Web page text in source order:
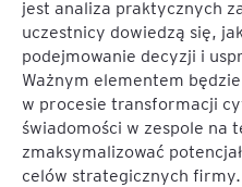
jest analiza praktycznych
uczestnicy dowiedzą się,
podejmowanie decyzji i
Ważnym elementem
w procesie transformacji
świadomości w zespole na
zmaksymalizować
celów strategicznych firmy.